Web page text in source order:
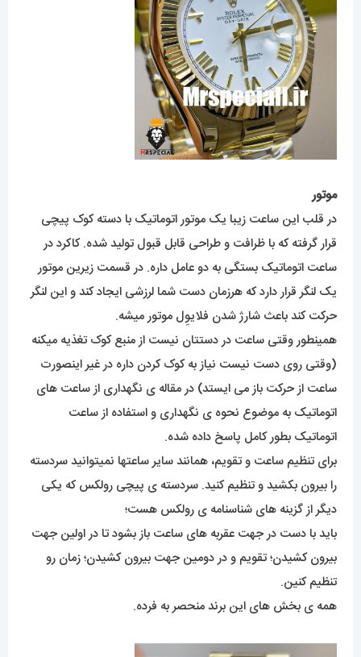
موتور
در قلب این ساعت زیبا یک موتور اتوماتیک با دسته کوک پیچی
قرار گرفته که با ظرافت و طراحی قابل قبول تولید شده. کاکرد در
ساعت اتوماتیک بستگی به دو عامل داره. در قسمت زیرین موتور
یک لنگر قرار دارد که هرزمان دست شما لرزشی ایجاد کند و این لنگر
حرکت کند باعث شارژ شدن فلایوِل موتور میشه.
همینطور وقتی ساعت در دستتان نیست از منبع کوک تغذیه میکنه
(وقتی روی دست نیست نیاز به کوک کردن داره در غیر اینصورت
ساعت از حرکت باز می ایستد) در مقاله ی نگهداری از ساعت های
اتوماتیک به موضوع نحوه ی نگهداری و استفاده از ساعت
اتوماتیک بطور کامل پاسخ داده شده.
برای تنظیم ساعت و تقویم، همانند سایر ساعتها نمیتوانید سردسته
را بیرون بکشید و تنظیم کنید. سردسته ی پیچی رولکس که یکی
دیگر از گزینه های شناسنامه ی رولکس هست؛
باید با دست در جهت عقربه های ساعت باز بشود تا در اولین جهت
بیرون کشیدن؛ تقویم و در دومین جهت بیرون کشیدن؛ زمان رو
تنظیم کنین.
همه ی بخش های این برند منحصر به فرده.